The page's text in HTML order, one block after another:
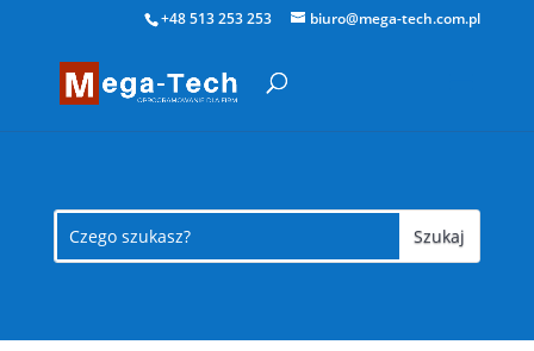
+48 513 253 253 biuro@mega-tech.com.pl